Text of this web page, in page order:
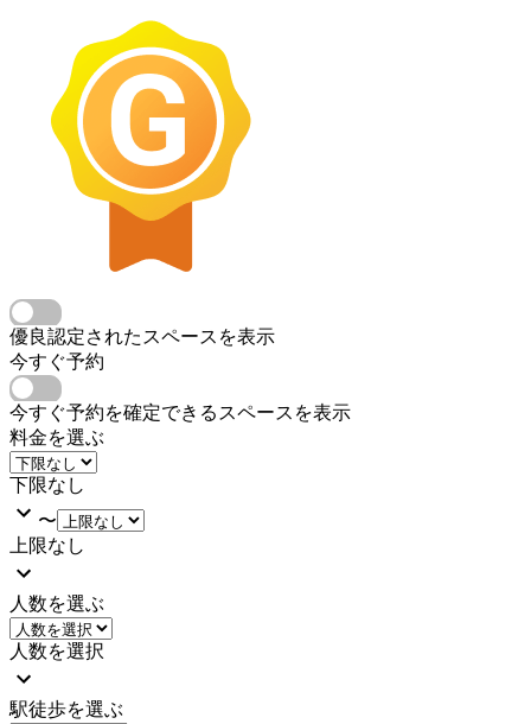
優良認定されたスペースを表示
今すぐ予約
今すぐ予約を確定できるスペースを表示
料金を選ぶ
下限なし
〜
上限なし
人数を選ぶ
人数を選択
駅徒歩を選ぶ